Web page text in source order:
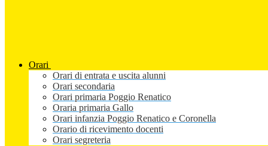
Orari
Orari di entrata e uscita alunni
Orari secondaria
Orari primaria Poggio Renatico
Oraria primaria Gallo
Orari infanzia Poggio Renatico e Coronella
Orario di ricevimento docenti
Orari segreteria